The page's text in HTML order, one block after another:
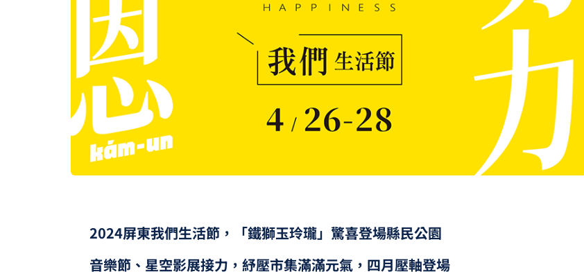
2024屏東我們生活節，「鐵獅玉玲瓏」驚喜登場縣民公園
音樂節、星空影展接力，紓壓市集滿滿元氣，四月壓軸登場